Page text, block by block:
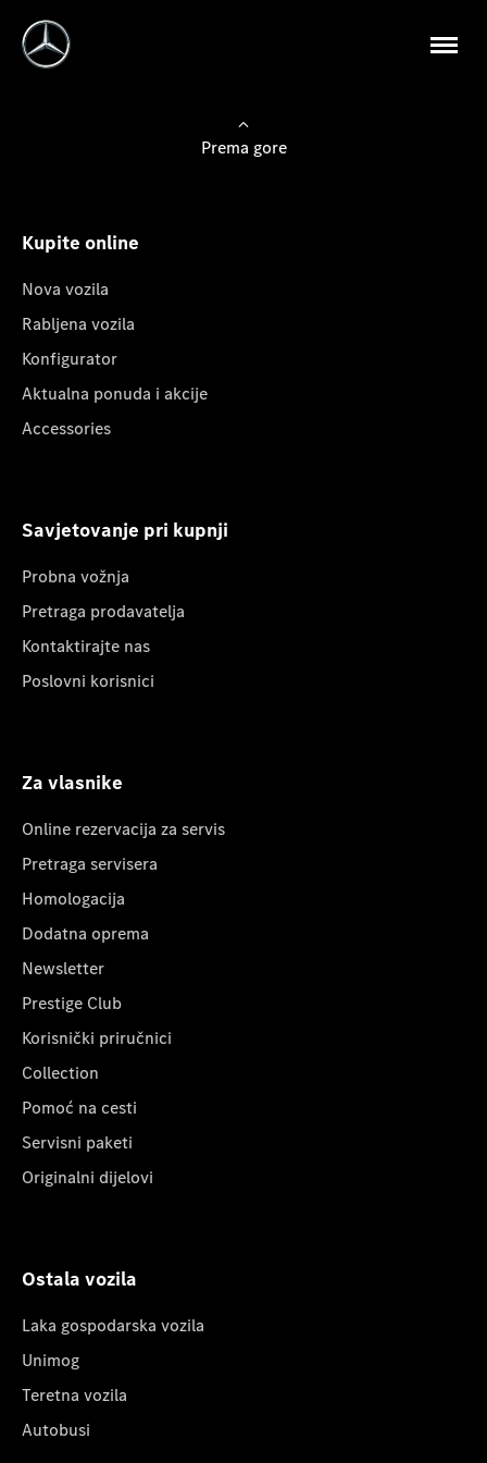
Prema gore
Kupite online
Nova vozila
Rabljena vozila
Konfigurator
Aktualna ponuda i akcije
Accessories
Savjetovanje pri kupnji
Probna vožnja
Pretraga prodavatelja
Kontaktirajte nas
Poslovni korisnici
Za vlasnike
Online rezervacija za servis
Pretraga servisera
Homologacija
Dodatna oprema
Newsletter
Prestige Club
Korisnički priručnici
Collection
Pomoć na cesti
Servisni paketi
Originalni dijelovi
Ostala vozila
Laka gospodarska vozila
Unimog
Teretna vozila
Autobusi